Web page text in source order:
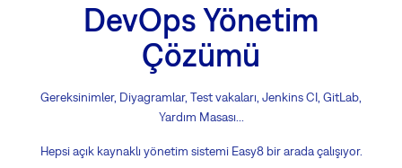
DevOps Yönetim
Çözümü
Gereksinimler, Diyagramlar, Test vakaları, Jenkins CI, GitLab,
Yardım Masası...
Hepsi açık kaynaklı yönetim sistemi Easy8 bir arada çalışıyor.